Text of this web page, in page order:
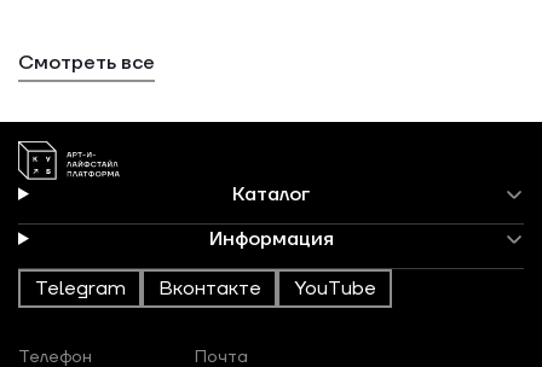
Смотреть все
Каталог
Информация
Telegram Вконтакте YouTube
Телефон Почта